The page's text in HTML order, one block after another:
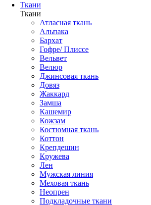
Ткани
Ткани
Атласная ткань
Альпака
Бархат
Гофре/ Плиссе
Вельвет
Велюр
Джинсовая ткань
Довяз
Жаккард
Замша
Кашемир
Кожзам
Костюмная ткань
Коттон
Крепдешин
Кружева
Лен
Мужская линия
Меховая ткань
Неопрен
Подкладочные ткани